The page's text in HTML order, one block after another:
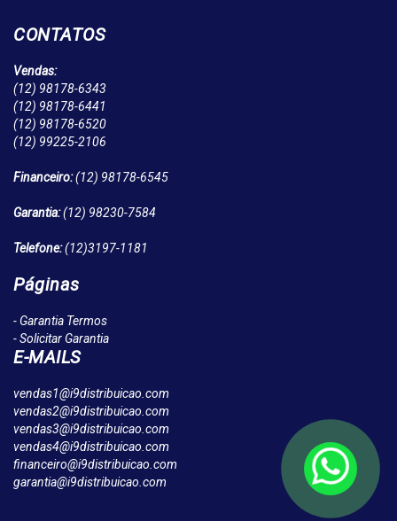
CONTATOS
Vendas:
(12) 98178-6343
(12) 98178-6441
(12) 98178-6520
(12) 99225-2106
Financeiro:(12) 98178-6545
Garantia:(12) 98230-7584
Telefone:(12)3197-1181
Páginas
- Garantia Termos
- Solicitar Garantia
E-MAILS
vendas1@i9distribuicao.com
vendas2@i9distribuicao.com
vendas3@i9distribuicao.com
vendas4@i9distribuicao.com
financeiro@i9distribuicao.com
garantia@i9distribuicao.com